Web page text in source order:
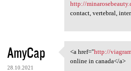
http://
contact, vertebral,
AmyCap
28.10.2021
<a href="http://
<a href="http://
online in canada</a>